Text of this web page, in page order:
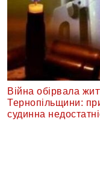
Війна обірвала
Тернопільщини:
судинна